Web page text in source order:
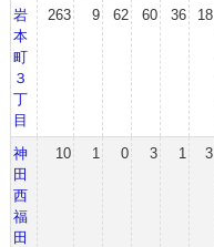
岩
本
町
３
丁
目
263 9 62 60 36 18
神
田
西
福
田
10 1 0 3 1 3